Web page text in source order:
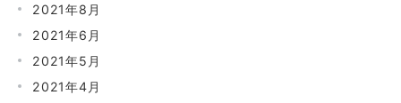
2021年8月
2021年6月
2021年5月
2021年4月